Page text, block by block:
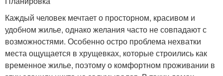
Каждый человек мечтает о просторном, красивом и
удобном жилье, однако желания часто не совпадают с
возможностями. Особенно остро проблема нехватки
места ощущается в хрущевках, которые строились как
временное жилье, поэтому о комфортном проживании в